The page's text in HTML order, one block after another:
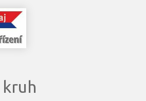
kruh